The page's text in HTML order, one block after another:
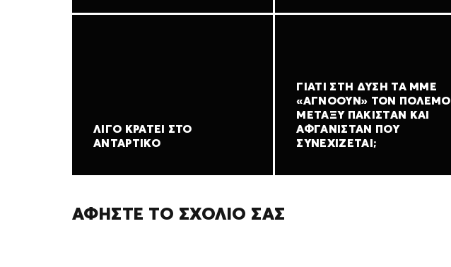
ΛΊΓΟ ΚΡΆΤΕΙ ΣΤΟ
ΑΝΤΆΡΤΙΚΟ
ΓΙΑΤΊ ΣΤΗ ΔΎΣΗ ΤΑ ΜΜΕ
«ΑΓΝΟΟΎΝ» ΤΟΝ ΠΌΛΕΜΟ
ΜΕΤΑΞΎ ΠΑΚΙΣΤΆΝ ΚΑΙ
ΑΦΓΑΝΙΣΤΆΝ ΠΟΥ
ΣΥΝΕΧΊΖΕΤΑΙ;
ΑΦΉΣΤΕ ΤΟ ΣΧΌΛΙΌ ΣΑΣ